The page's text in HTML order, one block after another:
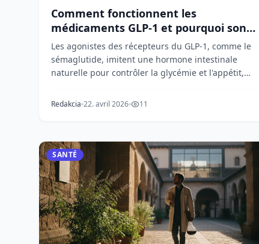
Comment fonctionnent les
médicaments GLP-1 et pourquoi sont-
ils si efficaces ?
Les agonistes des récepteurs du GLP-1, comme le
sémaglutide, imitent une hormone intestinale
naturelle pour contrôler la glycémie et l'appétit,
Redakcia 22. avril 2026 11
SANTÉ